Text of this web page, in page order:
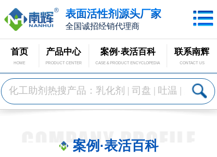
表面活性剂源头厂家
全国诚招经销代理商
首页
HOME
产品中心
PRODUCT CENTER
案例·表活百科
CASE & PRODUCT ENCYCLOPEDIA
联系南辉
CONTACT US
案例·表活百科